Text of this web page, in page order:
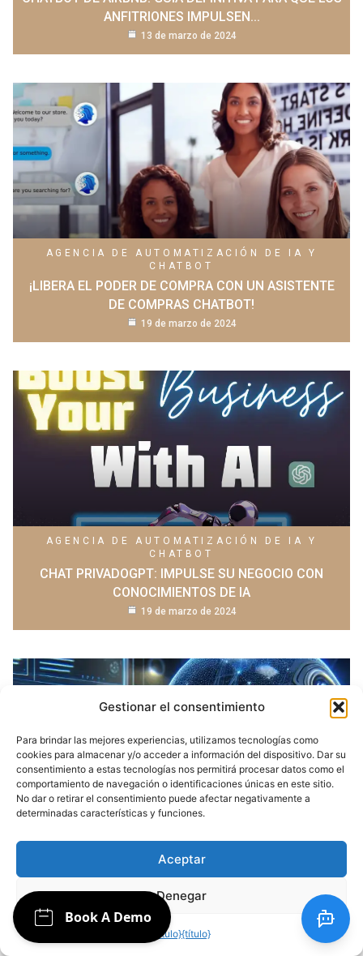
Gestionar el consentimiento
Para brindar las mejores experiencias, utilizamos tecnologías como
cookies para almacenar y/o acceder a información del dispositivo. Dar su
consentimiento a estas tecnologías nos permitirá procesar datos como el
comportamiento de navegación o identificaciones únicas en este sitio.
No dar o retirar el consentimiento puede afectar negativamente a
determinadas características y funciones.
Aceptar
Denegar
{título}{título}
ANFITRIONES IMPULSEN...
13 de marzo de 2024
AGENCIA DE AUTOMATIZACIÓN DE IA Y
CHATBOT
¡LIBERA EL PODER DE COMPRA CON UN ASISTENTE
DE COMPRAS CHATBOT!
19 de marzo de 2024
AGENCIA DE AUTOMATIZACIÓN DE IA Y
CHATBOT
CHAT PRIVADOGPT: IMPULSE SU NEGOCIO CON
CONOCIMIENTOS DE IA
19 de marzo de 2024
CHATBOT
IMPULSE LOS NEGOCIOS CON CHATBOTS DE
INTELIGENCIA ARTIFICIAL
28 de marzo de 2024